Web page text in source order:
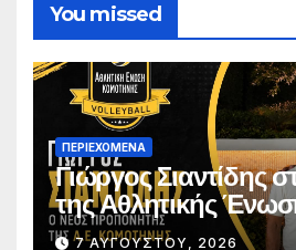
You missed
ΠΕΡΙΕΧΌΜΕΝΑ
Γιώργος Σιαντίδης
της Αθλητικής
Κομοτηνής
7 ΑΥΓΟΎΣΤΟΥ, 2026